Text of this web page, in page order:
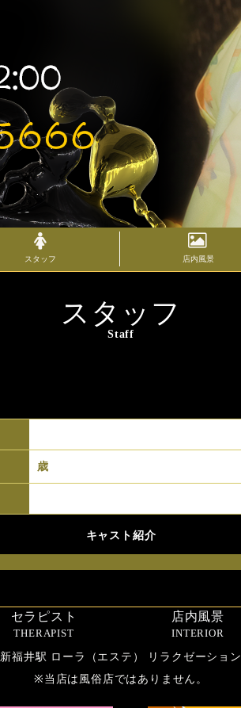
スタッフ 店内風景
Staff
スタッフ
歳
キャスト紹介
セラピスト
THERAPIST
店内風景
INTERIOR
新福井駅 ローラ（エステ） リラクゼーション
※当店は風俗店ではありません。